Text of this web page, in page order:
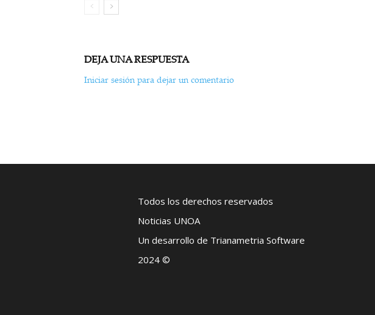
DEJA UNA RESPUESTA
Iniciar sesión para dejar un comentario
Todos los derechos reservados
Noticias UNOA
Un desarrollo de Trianametria Software
2024 ©